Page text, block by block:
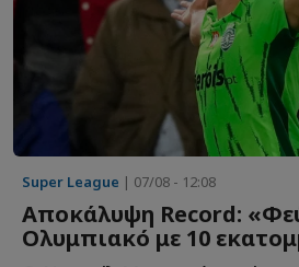
Super League | 07/08 - 12:08
Αποκάλυψη Record:
Ολυμπιακό με 10